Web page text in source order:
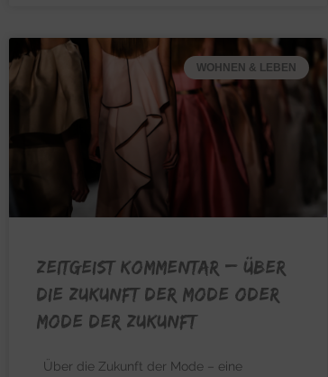
WOHNEN & LEBEN
ZEITGEIST KOMMENTAR – Über
die Zukunft der Mode oder
Mode der Zukunft
Über die Zukunft der Mode – eine